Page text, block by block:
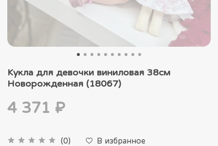
Кукла для девочки виниловая 38см
Новорожденная (18067)
(0) В избранное
4 371 ₽